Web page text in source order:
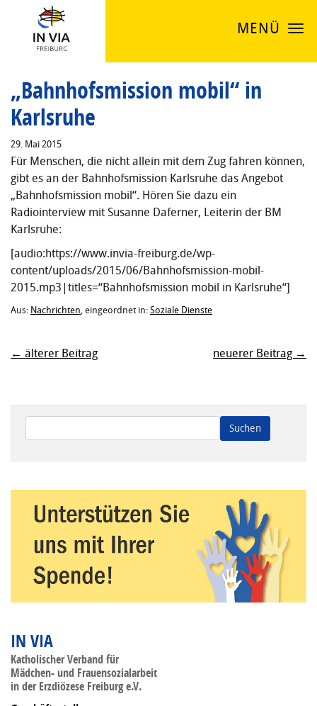
MENÜ
„Bahnhofsmission mobil“ in
Karlsruhe
29. Mai 2015
Für Menschen, die nicht allein mit dem Zug fahren können,
gibt es an der Bahnhofsmission Karlsruhe das Angebot
„Bahnhofsmission mobil“. Hören Sie dazu ein
Radiointerview mit Susanne Daferner, Leiterin der BM
Karlsruhe:
[audio:https://www.invia-freiburg.de/wp-
content/uploads/2015/06/Bahnhofsmission-mobil-
2015.mp3|titles=“Bahnhofsmission mobil in Karlsruhe“]
Aus: Nachrichten , eingeordnet in: Soziale Dienste
neuerer Beitrag →
← älterer Beitrag
IN VIA
Katholischer Verband für
Mädchen- und Frauensozialarbeit
in der Erzdiözese Freiburg e.V.